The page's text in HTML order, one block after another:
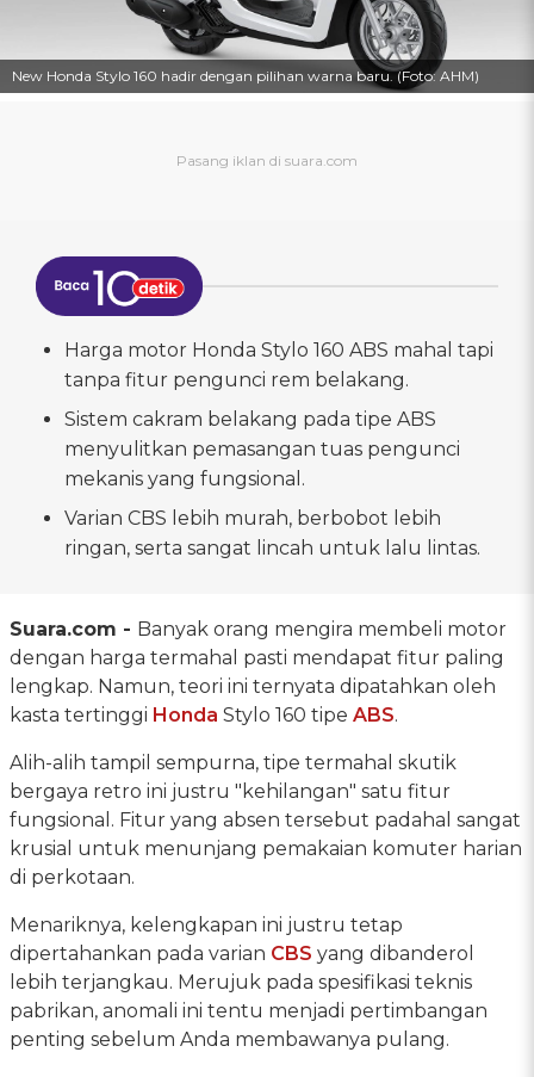
New Honda Stylo 160 hadir dengan pilihan warna baru. (Foto: AHM)
Harga motor Honda Stylo 160 ABS mahal tapi
tanpa fitur pengunci rem belakang.
Sistem cakram belakang pada tipe ABS
menyulitkan pemasangan tuas pengunci
mekanis yang fungsional.
Varian CBS lebih murah, berbobot lebih
ringan, serta sangat lincah untuk lalu lintas.
Suara.com - Banyak orang mengira membeli motor
dengan harga termahal pasti mendapat fitur paling
lengkap. Namun, teori ini ternyata dipatahkan oleh
kasta tertinggi Honda Stylo 160 tipe ABS.
Alih-alih tampil sempurna, tipe termahal skutik
bergaya retro ini justru "kehilangan" satu fitur
fungsional. Fitur yang absen tersebut padahal sangat
krusial untuk menunjang pemakaian komuter harian
di perkotaan.
Menariknya, kelengkapan ini justru tetap
dipertahankan pada varian CBS yang dibanderol
lebih terjangkau. Merujuk pada spesifikasi teknis
pabrikan, anomali ini tentu menjadi pertimbangan
penting sebelum Anda membawanya pulang.